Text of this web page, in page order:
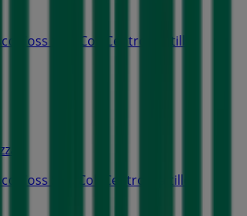
Coss S/N, Col. Centro, Saltillo
Coss S/n, Col. Centro, Saltillo